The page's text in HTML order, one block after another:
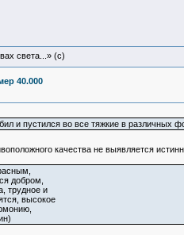
света...» (c)
40.000
и пустился во все тяжкие в различных
качества не выявляется
добром,
трудное и
высокое